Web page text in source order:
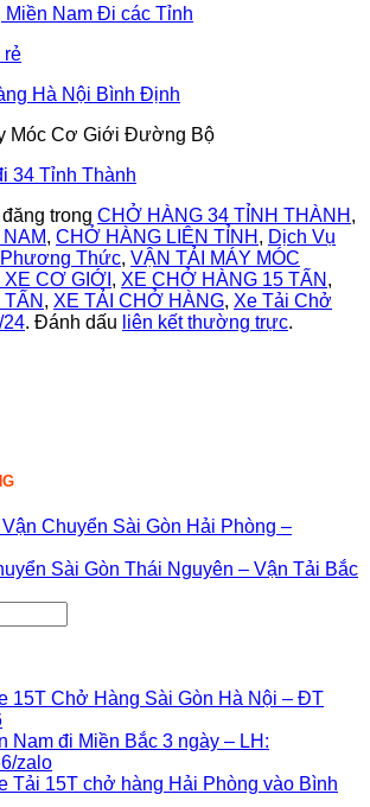
Miền Nam Đi các Tỉnh
rẻ
Hà Nội Bình Định
Móc Cơ Giới Đường Bộ
34 Tỉnh Thành
trong CHỞ HÀNG 34 TỈNH THÀNH ,
, CHỞ HÀNG LIÊN TỈNH , Dịch Vụ
Thức, VẬN TẢI MÁY MÓC
CƠ GIỚI , XE CHỞ HÀNG 15 TẤN ,
, XE TẢI CHỞ HÀNG, Xe Tải Chở
24. Đánh dấu liên kết thường trực.
Chuyển Sài Gòn Hải Phòng –
Sài Gòn Thái Nguyên – Vận Tải Bắc
15T Chở Hàng Sài Gòn Hà Nội – ĐT
Không
có
bình
luận
Nam đi Miền Bắc 3 ngày – LH:
zaloKhông
có
Tải 15T chở hàng Hải Phòng vào Bình